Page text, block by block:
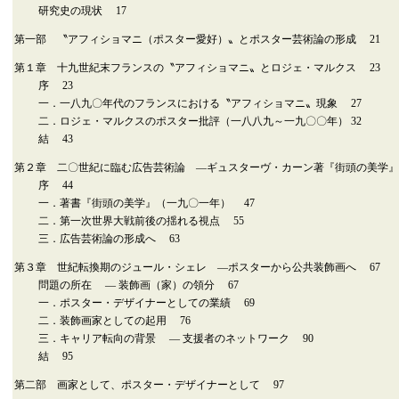
研究史の現状 17
第一部 〝アフィショマニ（ポスター愛好）〟とポスター芸術論の形成 21
第１章 十九世紀末フランスの〝アフィショマニ〟とロジェ・マルクス 23
序 23
一．一八九〇年代のフランスにおける〝アフィショマニ〟現象 27
二．ロジェ・マルクスのポスター批評（一八八九～一九〇〇年） 32
結 43
第２章 二〇世紀に臨む広告芸術論 ―ギュスターヴ・カーン著『街頭の美学
序 44
一．著書『街頭の美学』（一九〇一年） 47
二．第一次世界大戦前後の揺れる視点 55
三．広告芸術論の形成へ 63
第３章 世紀転換期のジュール・シェレ ―ポスターから公共装飾画へ 67
問題の所在 ― 装飾画（家）の領分 67
一．ポスター・デザイナーとしての業績 69
二．装飾画家としての起用 76
三．キャリア転向の背景 ― 支援者のネットワーク 90
結 95
第二部 画家として、ポスター・デザイナーとして 97